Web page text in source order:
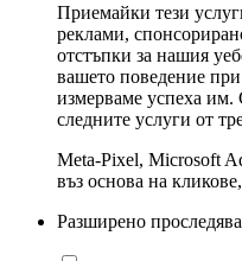
Приемайки тези
реклами,
отстъпки за нашия
вашето поведение
измерваме успеха им.
следните услуги от
Meta-Pixel, Microsoft
въз основа на
Разширено